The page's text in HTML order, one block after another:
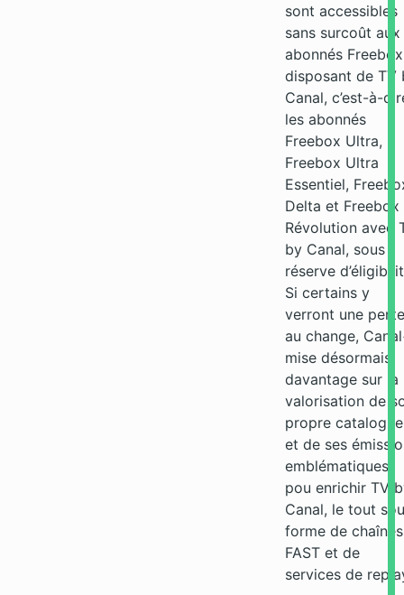
sont accessibles
sans surcoût aux
abonnés Freebox
disposant de TV
Canal, c’est-à-
les abonnés
Freebox Ultra,
Freebox Ultra
Essentiel,
Delta et Freebox
Révolution avec
by Canal, sous
réserve
Si certains y
verront une perte
au change,
mise désormais
davantage sur la
valorisation de
propre catalogue
et de ses
emblématiques
pou enrichir TV
Canal, le tout
forme de chaînes
FAST et de
services de